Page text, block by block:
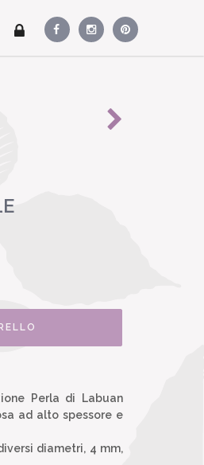
Perla di Labuan
ad alto spessore e
diametri, 4 mm,